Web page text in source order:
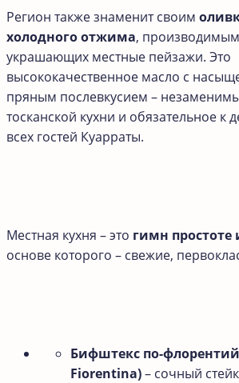
Регион также знаменит своим
холодного отжима,
украшающих местные пейзажи. Это
высококачественное масло с
пряным послевкусием –
тосканской кухни и обязательное к
всех гостей Куарраты.
Местная кухня – это гимн простоте
основе которого – свежие,
Бифштекс по-
Fiorentina)– сочный